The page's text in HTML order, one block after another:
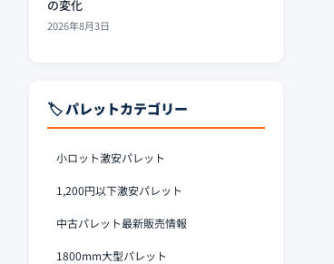
の変化
2026年8月3日
🏷️ パレットカテゴリー
小ロット激安パレット
1,200円以下激安パレット
中古パレット最新販売情報
1800mm大型パレット